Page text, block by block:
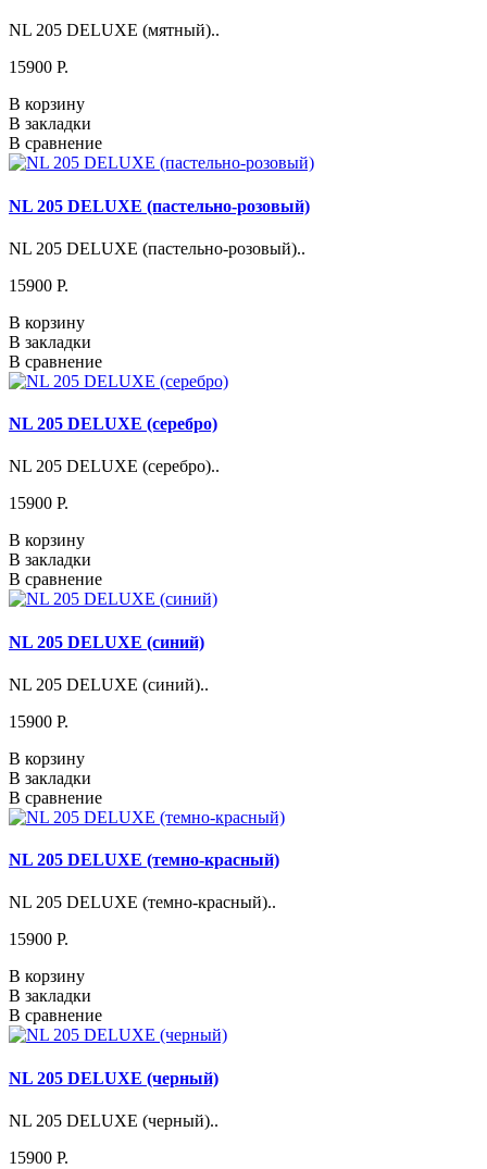
NL 205 DELUXE (мятный)..
15900 P.
В корзину
В закладки
В сравнение
NL 205 DELUXE (пастельно-розовый)
NL 205 DELUXE (пастельно-розовый)..
15900 P.
В корзину
В закладки
В сравнение
NL 205 DELUXE (серебро)
NL 205 DELUXE (серебро)..
15900 P.
В корзину
В закладки
В сравнение
NL 205 DELUXE (синий)
NL 205 DELUXE (синий)..
15900 P.
В корзину
В закладки
В сравнение
NL 205 DELUXE (темно-красный)
NL 205 DELUXE (темно-красный)..
15900 P.
В корзину
В закладки
В сравнение
NL 205 DELUXE (черный)
NL 205 DELUXE (черный)..
15900 P.